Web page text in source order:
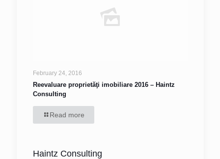
February 24, 2016
Reevaluare proprietăţi imobiliare 2016 – Haintz
Consulting
Read more
Haintz Consulting